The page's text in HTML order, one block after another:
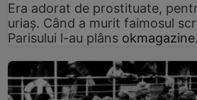
Era adorat de prostituate,
uriaș. Când a murit faimosul
Parisului l-au plâns